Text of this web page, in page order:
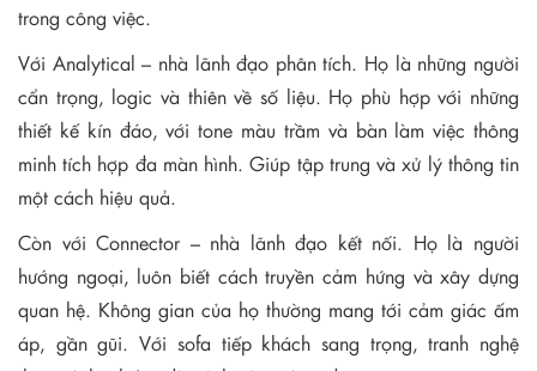
trong công việc.
Với Analytical – nhà lãnh đạo phân tích. Họ là những người
cẩn trọng, logic và thiên về số liệu. Họ phù hợp với những
thiết kế kín đáo, với tone màu trầm và bàn làm việc thông
minh tích hợp đa màn hình. Giúp tập trung và xử lý thông tin
một cách hiệu quả.
Còn với Connector – nhà lãnh đạo kết nối. Họ là người
hướng ngoại, luôn biết cách truyền cảm hứng và xây dựng
quan hệ. Không gian của họ thường mang tới cảm giác ấm
áp, gần gũi. Với sofa tiếp khách sang trọng, tranh nghệ